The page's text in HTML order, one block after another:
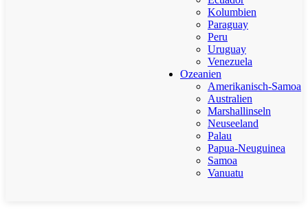
Kolumbien
Paraguay
Peru
Uruguay
Venezuela
Ozeanien
Amerikanisch-Samoa
Australien
Marshallinseln
Neuseeland
Palau
Papua-Neuguinea
Samoa
Vanuatu